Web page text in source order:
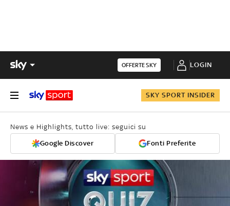
OFFERTE SKY LOGIN
SKY SPORT INSIDER
News e Highlights, tutto live: seguici su
Google Discover Fonti Preferite